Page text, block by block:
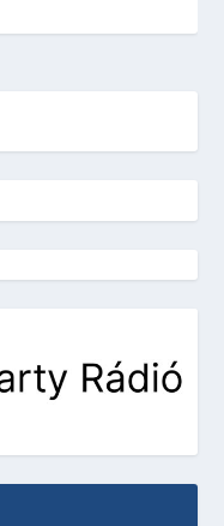
Vörösmarty Rádió